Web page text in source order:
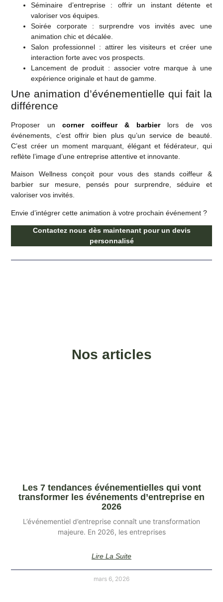
Séminaire d’entreprise: offrir un instant détente et
valoriser vos équipes.
Soirée corporate: surprendre vos invités avec une
animation chic et décalée.
Salon professionnel : attirer les visiteurs et créer une
interaction forte avec vos prospects.
Lancement de produit: associer votre marque à une
expérience originale et haut de gamme.
Une animation d’événementielle qui fait la
différence
Proposer un corner coiffeur & barbierlors de vos
événements, c’est offrir bien plus qu’un service de beauté.
C’est créer un moment marquant, élégant et fédérateur , qui
reflète l’image d’une entreprise attentive et innovante.
Maison Wellness conçoit pour vous des stands coiffeur &
barbier sur mesure, pensés pour surprendre, séduire et
valoriser vos invités.
Envie d’intégrer cette animation à votre prochain événement ?
Contactez nous dès maintenant pour un devis
personnalisé
Nos articles
Les 7 tendances événementielles qui vont
transformer les événements d’entreprise en
2026
L’événementiel d’entreprise connaît une transformation
majeure. En 2026, les entreprises
Lire La Suite
mars 6, 2026